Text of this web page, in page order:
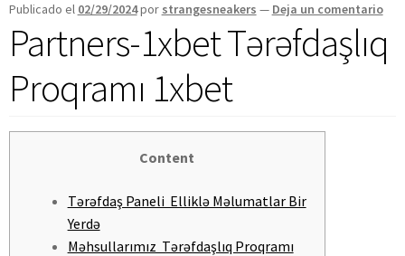
Publicado el 02/29/2024por strangesneakers — Deja un comentario
Partners-1xbet Tərəfdaşlıq
Proqramı 1xbet
Content
Tərəfdaş Paneli Elliklə Məlumatlar Bir
Yerdə
Məhsullarımız Tərəfdaşlıq Proqramı